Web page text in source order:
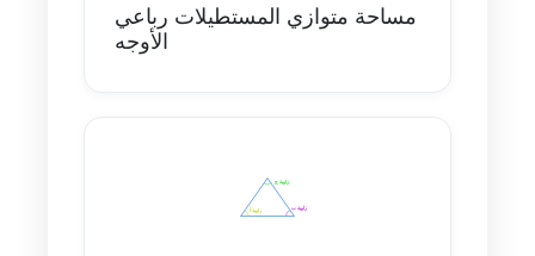
مساحة متوازي المستطيلات رباعي
الأوجه